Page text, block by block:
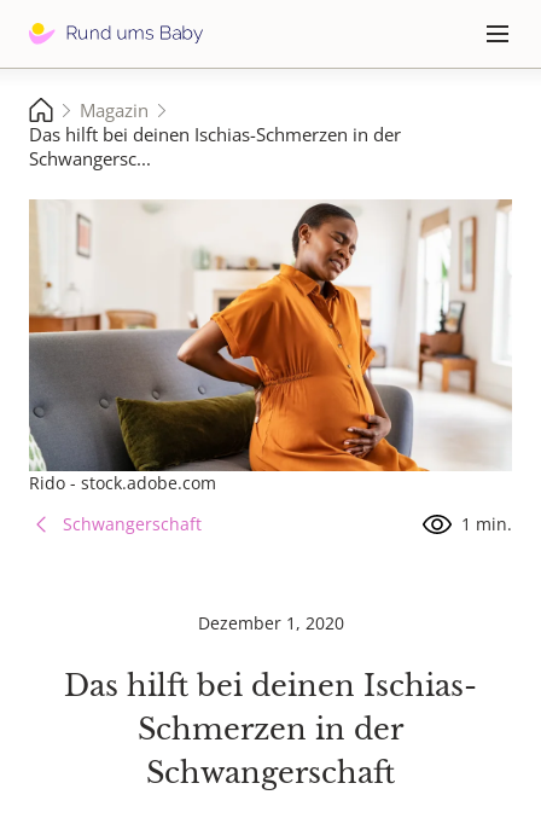
zum
≡
Pfadnavigation
StartseiteMagazin
Das hilft bei deinen Ischias-Schmerzen in der
Schwangersc...
Rido - stock.adobe.com
Schwangerschaft
1 min.
Dezember 1, 2020
Das hilft bei deinen Ischias-
Schmerzen in der
Schwangerschaft